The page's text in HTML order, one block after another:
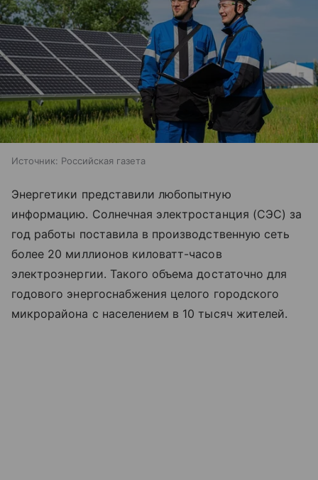
Источник: Российская газета
Энергетики представили любопытную
информацию. Солнечная электростанция (СЭС) за
год работы поставила в производственную сеть
более 20 миллионов киловатт-часов
электроэнергии. Такого объема достаточно для
годового энергоснабжения целого городского
микрорайона с населением в 10 тысяч жителей.